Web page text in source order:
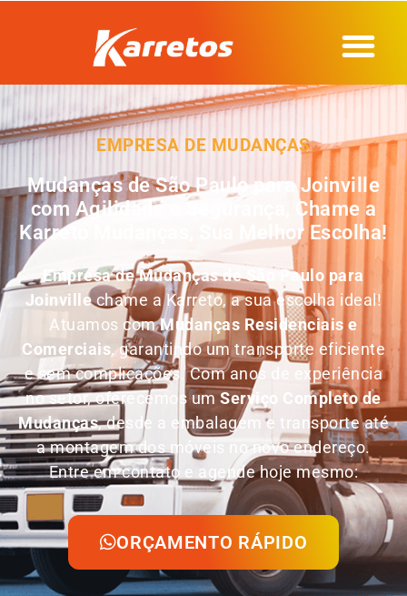
EMPRESA DE MUDANÇAS
Mudanças de São Paulo para Joinville
com Agilidade e Segurança, Chame a
Karreto Mudanças, Sua Melhor Escolha!
Empresa deMudanças de São Paulo para
Joinvillechame a Karreto, a sua escolha ideal!
Atuamos comMudanças Residenciais e
Comerciais, garantindo um transporte eficiente
e sem complicações. Com anos de experiência
no setor, oferecemos umServiço Completo de
Mudanças, desde a embalagem e transporte até
a montagem dos móveis no novo endereço.
Entre em contato e agende hoje mesmo:
ORÇAMENTO RÁPIDO